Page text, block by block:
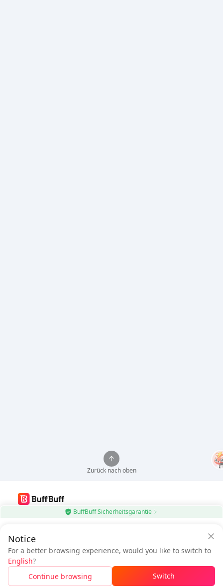
BuffBuff Sicherheitsgarantie
$0.68
Sparen Sie
App
Zu zahlen
Sicher aufladen mit der BuffBuff App
Herunterladen, um50 Punkte (0.50 USD)zu erhalten
Notice
For a better browsing experience, would you like to switch to
English?
Continue browsing
Switch
Zurück nach oben
Nutze die BuffBuff App, um Android-Apps automatisch zu aktualisieren
Folge uns